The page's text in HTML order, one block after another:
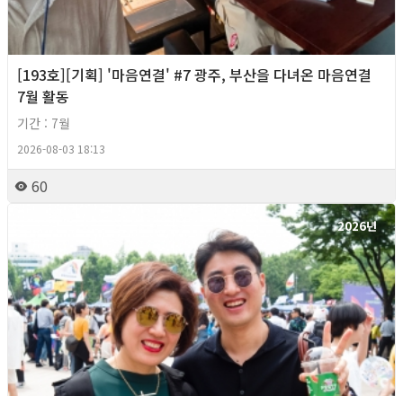
[193호][기획] '마음연결' #7 광주, 부산을 다녀온 마음연결
7월 활동
기간 : 7월
2026-08-03 18:13
60
2026년